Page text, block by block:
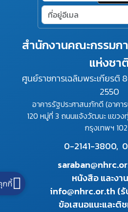
สำนักงานคณะกรรมก
แห่งชา
ศูนย์ราชการเฉลิมพระเกียรติ
2550
อาคารรัฐประศาสนภักดี (อาค
120 หมู่ที่ 3 ถนนแจ้งวัฒนะ แขว
กรุงเทพฯ
0-2141-3800,
หนังสือ และง
info@nhrc.or.th (
ข้อเสนอแนะและติ
กกี้